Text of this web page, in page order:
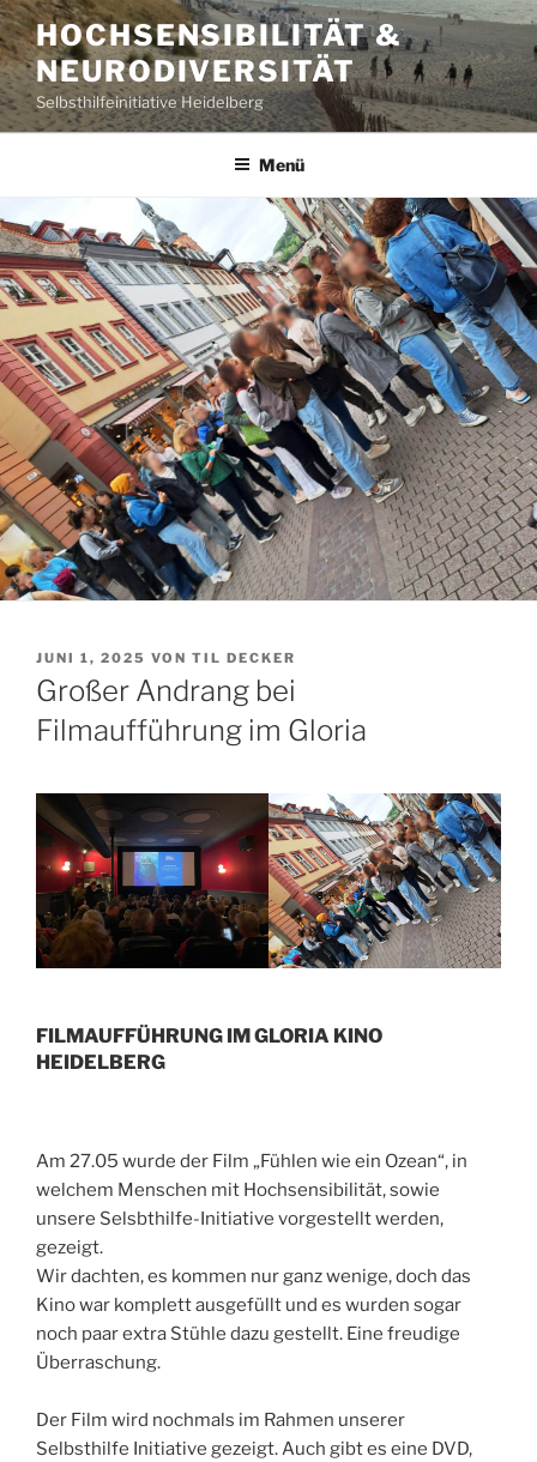
Zum
Inhalt
springen
HOCHSENSIBILITÄT &
NEURODIVERSITÄT
Selbsthilfeinitiative Heidelberg
Menü
VERÖFFENTLICHT
AM
JUNI 1, 2025 VON TIL DECKER
Großer Andrang bei
Filmaufführung im Gloria
FILMAUFFÜHRUNG IM GLORIA KINO
HEIDELBERG
Am 27.05 wurde der Film „Fühlen wie ein Ozean“, in
welchem Menschen mit Hochsensibilität, sowie
unsere Selsbthilfe-Initiative vorgestellt werden,
gezeigt.
Wir dachten, es kommen nur ganz wenige, doch das
Kino war komplett ausgefüllt und es wurden sogar
noch paar extra Stühle dazu gestellt. Eine freudige
Überraschung.
Der Film wird nochmals im Rahmen unserer
Selbsthilfe Initiative gezeigt. Auch gibt es eine DVD,